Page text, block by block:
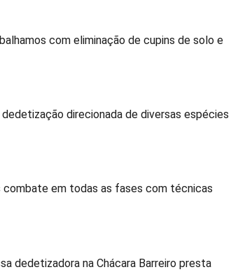
com eliminação de cupins de solo e
direcionada de diversas espécies
em todas as fases com técnicas
dedetizadora na Chácara Barreiro presta